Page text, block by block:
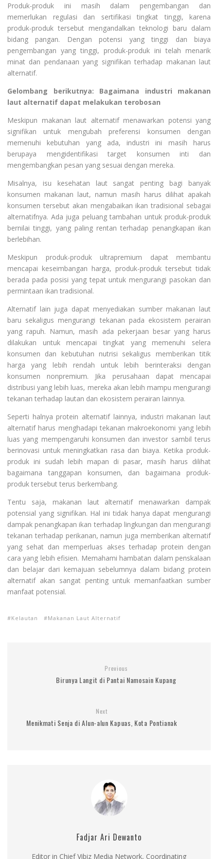
Produk-produk ini masih dalam pengembangan dan
memerlukan regulasi dan sertifikasi tingkat tinggi, karena
produk-produk tersebut mengandalkan teknologi baru dalam
bidang pangan. Dengan potensi yang tinggi dan biaya
pengembangan yang tinggi, produk-produk ini telah menarik
minat dan pendanaan yang signifikan terhadap makanan laut
alternatif.
Gelombang berikutnya: Bagaimana industri makanan
laut alternatif dapat melakukan terobosan
Meskipun makanan laut alternatif menawarkan potensi yang
signifikan untuk mengubah preferensi konsumen dengan
memenuhi kebutuhan yang ada, industri ini masih harus
berupaya mengidentifikasi target konsumen inti dan
mengembangkan pesan yang sesuai dengan mereka.
Misalnya, isu kesehatan laut sangat penting bagi banyak
konsumen makanan laut, namun masih harus dilihat apakah
konsumen tersebut akan mengabaikan ikan tradisional sebagai
alternatifnya. Ada juga peluang tambahan untuk produk-produk
bernilai tinggi, yang paling rentan terhadap penangkapan ikan
berlebihan.
Meskipun produk-produk ultrapremium dapat membantu
mencapai keseimbangan harga, produk-produk tersebut tidak
berada pada posisi yang tepat untuk mengurangi pasokan dan
permintaan ikan tradisional.
Alternatif lain juga dapat menyediakan sumber makanan laut
baru sekaligus mengurangi tekanan pada ekosistem perairan
yang rapuh. Namun, masih ada pekerjaan besar yang harus
dilakukan untuk mencapai tingkat yang memenuhi selera
konsumen dan kebutuhan nutrisi sekaligus memberikan titik
harga yang lebih rendah untuk lebih berinteraksi dengan
konsumen nonpremium. Jika perusahaan dapat mencapai
distribusi yang lebih luas, mereka akan lebih mampu mengurangi
tekanan terhadap lautan dan ekosistem perairan lainnya.
Seperti halnya protein alternatif lainnya, industri makanan laut
alternatif harus menghadapi tekanan makroekonomi yang lebih
luas yang mempengaruhi konsumen dan investor sambil terus
berinovasi untuk meningkatkan rasa dan biaya. Ketika produk-
produk ini sudah lebih mapan di pasar, masih harus dilihat
bagaimana tanggapan konsumen, dan bagaimana produk-
produk tersebut terus berkembang.
Tentu saja, makanan laut alternatif menawarkan dampak
potensial yang signifikan. Hal ini tidak hanya dapat mengurangi
dampak penangkapan ikan terhadap lingkungan dan mengurangi
tekanan terhadap perikanan, namun juga memberikan alternatif
yang sehat dan memperluas akses terhadap protein dengan
cara yang lebih efisien. Memahami hambatan dalam penskalaan
dan belajar dari kemajuan sebelumnya dalam bidang protein
alternatif akan sangat penting untuk memanfaatkan sumber
manfaat potensial.
Kelautan Makanan Laut Alternatif
Previous
Birunya Langit di Pantai Namosain Kupang
Next
Menikmati Senja di Alun-alun Kapuas, Kota Pontianak
Fadjar Ari Dewanto
Editor in Chief Vibiz Media Network, Coordinating